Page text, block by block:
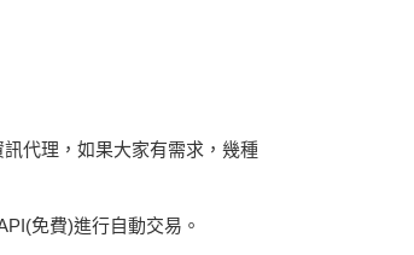
代理，如果大家有需求，幾種
免費)進行自動交易。